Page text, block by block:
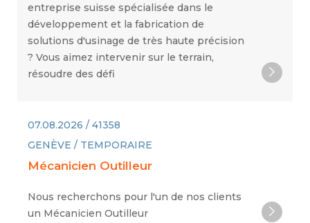
entreprise suisse spécialisée dans le
développement et la fabrication de
solutions d'usinage de très haute précision
? Vous aimez intervenir sur le terrain,
résoudre des défi
07.08.2026 / 41358
GENÈVE / TEMPORAIRE
Mécanicien Outilleur
Nous recherchons pour l'un de nos clients
un Mécanicien Outilleur